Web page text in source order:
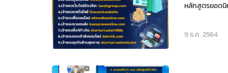
หลักสูตรยอด
9 ธ.ค. 2564